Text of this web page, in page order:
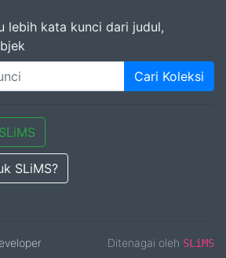
lebih kata kunci dari judul,
Cari Koleksi
SLiMS?
Ditenagai oleh SLiMS